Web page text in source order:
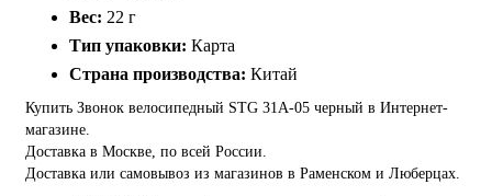
Вес: 22 г
Тип упаковки: Карта
Страна производства: Китай
Купить Звонок велосипедный STG 31А-05 черный в Интернет-
магазине.
Доставка в Москве, по всей России.
Доставка или самовывоз из магазинов в Раменском и Люберцах.